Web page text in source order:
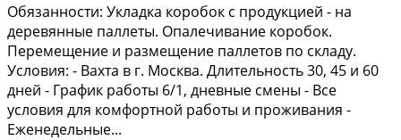
Обязанности: Укладка коробок с продукцией - на
деревянные паллеты. Опалечивание коробок.
Перемещение и размещение паллетов по складу.
Условия: - Вахта в г. Москва. Длительность 30, 45 и 60
дней - График работы 6/1, дневные смены - Все
условия для комфортной работы и проживания -
Еженедельные...